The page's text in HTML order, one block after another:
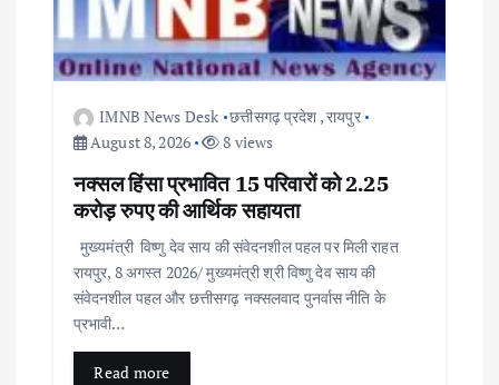
IMNB News Desk छत्तीसगढ़ प्रदेश ,रायपुर
August 8, 2026
8 views
नक्सल हिंसा प्रभावित 15 परिवारों को 2.25
करोड़ रुपए की आर्थिक सहायता
मुख्यमंत्री विष्णु देव साय की संवेदनशील पहल पर मिली राहत
रायपुर, 8 अगस्त 2026/ मुख्यमंत्री श्री विष्णु देव साय की
संवेदनशील पहल और छत्तीसगढ़ नक्सलवाद पुनर्वास नीति के
प्रभावी…
Read more